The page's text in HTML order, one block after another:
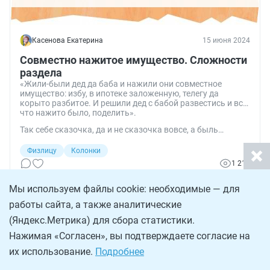
Касенова Екатерина 15 июня 2024
Совместно нажитое имущество. Сложности
раздела
«Жили-были дед да баба и нажили они совместное
имущество: избу, в ипотеке заложенную, телегу да
корыто разбитое. И решили дед с бабой развестись и все,
что нажито было, поделить».
Так себе сказочка, да и не сказочка вовсе, а быль…
Физлицу
Колонки
1 217
Мы используем файлы cookie: необходимые — для
работы сайта, а также аналитические
(Яндекс.Метрика) для сбора статистики.
Нажимая «Согласен», вы подтверждаете согласие на
их использование. Подробнее